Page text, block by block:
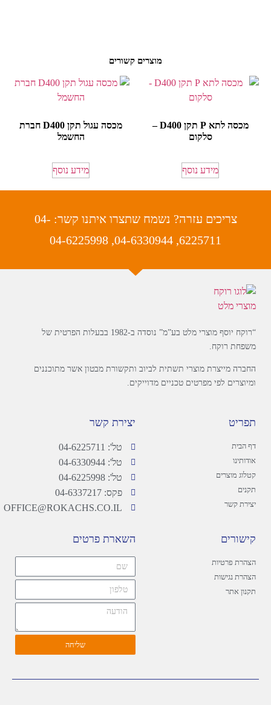
מוצרים קשורים
מכסה לתא P תקן D400 –
סלקום
מידע נוסף
מכסה עגול תקן D400 חברת
החשמל
מידע נוסף
צריכים עזרה? נשמח שתצרו איתנו קשר: 04-
6225711, 04-6330944, 04-6225998
“רוקח יוסף מוצרי מלט בע”מ” נוסדה ב-1982 בבעלות הפרטית של
משפחת רוקח.
החברה מייצרת מוצרי תשתית לביוב ותקשורת מבטון אשר מתוכננים
ומיוצרים לפי מפרטים טכניים מדוייקים.
תפריט
דף הבית
אודותינו
קטלוג מוצרים
תקנים
יצירת קשר
יצירת קשר
טל': 04-6225711
טל': 04-6330944
טל': 04-6225998
פקס: 04-6337217
OFFICE@ROKACHS.CO.IL
קישורים
הצהרת פרטיות
הצהרת נגישות
תקנון אתר
השארת פרטים
שליחה